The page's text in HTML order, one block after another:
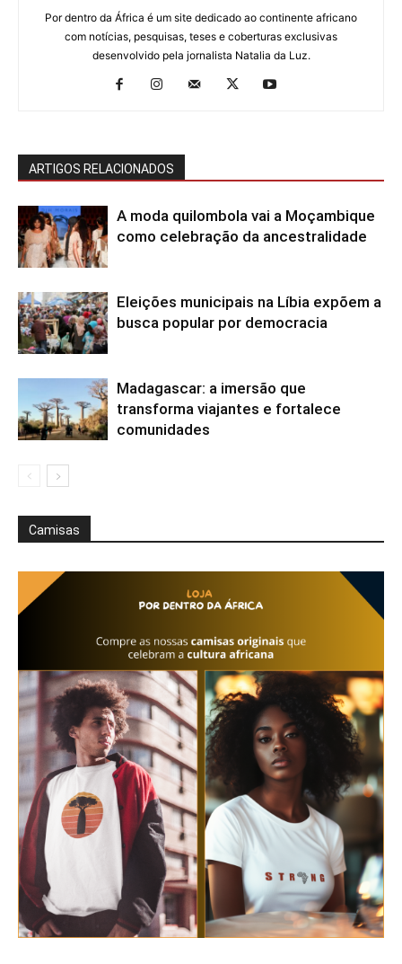
Por dentro da África é um site dedicado ao continente africano
com notícias, pesquisas, teses e coberturas exclusivas
desenvolvido pela jornalista Natalia da Luz.
ARTIGOS RELACIONADOS
A moda quilombola vai a Moçambique
como celebração da ancestralidade
Eleições municipais na Líbia expõem a
busca popular por democracia
Madagascar: a imersão que
transforma viajantes e fortalece
comunidades
Camisas